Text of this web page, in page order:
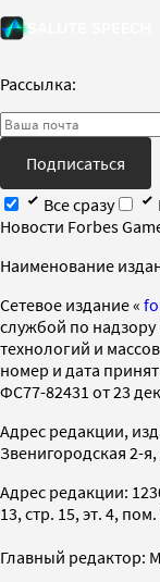
Рассылка:
Подписаться
Все сразу
Новости Forbes
Наименование
Cетевое издание «
службой по
технологий и
номер и дата
ФС77-82431 от 23
Адрес редакции,
Звенигородская 2-я,
Адрес редакции:
13, стр. 15, эт. 4, пом.
Главный редактор: